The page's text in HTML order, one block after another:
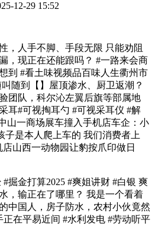
12-29 15:52
人手不脚、手段无限 只能劝阻
，现正在还能跟吗？ #一路来会商
到 #看土味视频品百味人生衢州市
随到【】屋顶渗水、厨卫返潮？
团队，科尔沁左翼后旗等部属地
耳#可视掏耳勺 #可视采耳仪 #解
山一商场展车撞入手机店车企：小
子是本人爬上车的 我们消费者上
山西一动物园让豹按爪印做日
金打算2025 #爽姐讲财 #白银 爽
，输正在了哪里？ 我是一个看着
中国人，房子防水，农村小伙竟然
在平易近间 #水利发电 #劳动听平